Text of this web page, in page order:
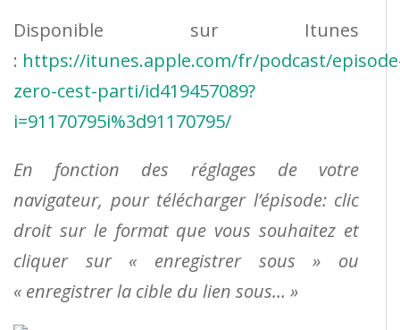
Disponible sur Itunes
: https://itunes.apple.com/fr/podcast/
zero-cest-parti/id419457089?
i=91170795i%3d91170795/
En fonction des réglages de votre
navigateur, pour télécharger l’épisode: clic
droit sur le format que vous souhaitez et
cliquer sur « enregistrer sous » ou
« enregistrer la cible du lien sous… »